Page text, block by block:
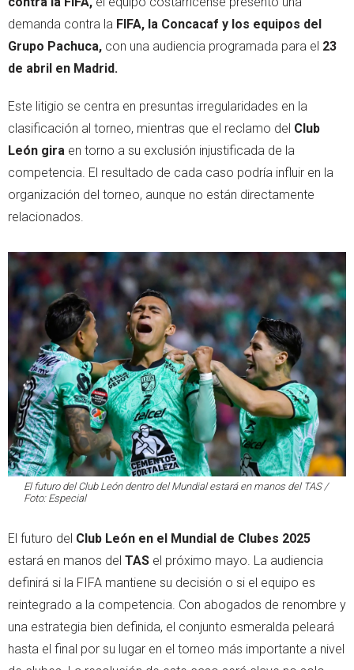
demanda contra la FIFA, la Concacaf y los equipos del
Grupo Pachuca, con una audiencia programada para el 23
de abril en Madrid.
Este litigio se centra en presuntas irregularidades en la
clasificación al torneo, mientras que el reclamo del Club
León gira en torno a su exclusión injustificada de la
competencia. El resultado de cada caso podría influir en la
organización del torneo, aunque no están directamente
relacionados.
El futuro del Club León dentro del Mundial estará en manos del TAS /
Foto: Especial
El futuro del Club León en el Mundial de Clubes 2025
estará en manos del TAS el próximo mayo. La audiencia
definirá si la FIFA mantiene su decisión o si el equipo es
reintegrado a la competencia. Con abogados de renombre y
una estrategia bien definida, el conjunto esmeralda peleará
hasta el final por su lugar en el torneo más importante a nivel